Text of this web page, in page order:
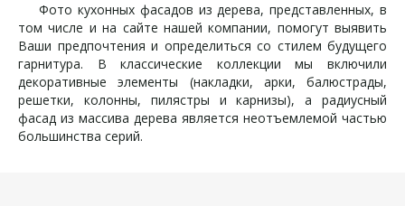
Фото кухонных фасадов из дерева, представленных, в
том числе и на сайте нашей компании, помогут выявить
Ваши предпочтения и определиться со стилем будущего
гарнитура. В классические коллекции мы включили
декоративные элементы (накладки, арки, балюстрады,
решетки, колонны, пилястры и карнизы), а радиусный
фасад из массива дерева является неотъемлемой частью
большинства серий.